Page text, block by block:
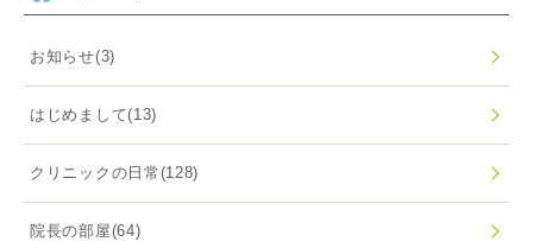
お知らせ(3)
はじめまして(13)
クリニックの日常(128)
院長の部屋(64)